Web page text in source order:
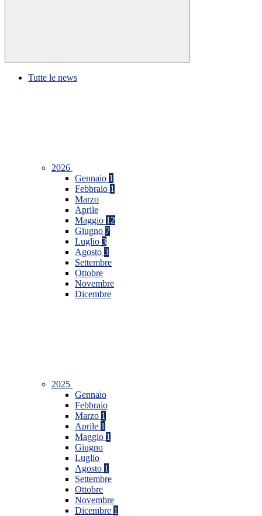
Tutte le news
2026
Gennaio 1
Febbraio 1
Marzo
Aprile
Maggio 12
Giugno 7
Luglio 3
Agosto 3
Settembre
Ottobre
Novembre
Dicembre
2025
Gennaio
Febbraio
Marzo 1
Aprile 1
Maggio 1
Giugno
Luglio
Agosto 1
Settembre
Ottobre
Novembre
Dicembre 1